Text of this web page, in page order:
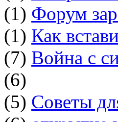
(1) Форум
(1) Как
(7) Война с
(6)
(5) Советы